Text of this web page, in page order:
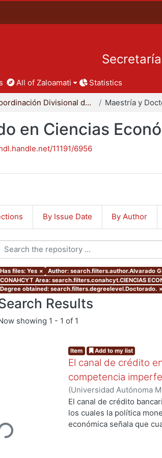
All of Zaloamati Statistics
Coordinación Divisional de Posgrado
en Ciencias
11191/6956
By Issue Date By Author
Has files: Yes × Author: search.filters.author.Alvarado
CONAHCYT Area: search.filters.conahcyt.CIENCIAS
Degree obtained: search.filters.degreelevel.Doctorado. ×
Results
showing 1 - 1 of 1
Item Add to my list
El canal de crédito
competencia
(Universidad Autónoma
de Servicios de
El canal de crédito
los cuales la política
económica señala que